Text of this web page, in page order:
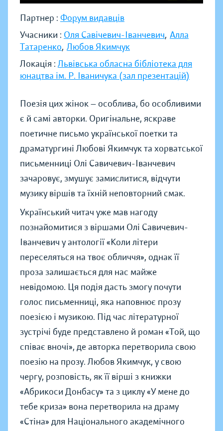
Партнер : Форум видавців
Учасники : Оля Савічевич-Іванчевич, Алла
Татаренко, Любов Якимчук
Локація : Львівська обласна бібліотека для
юнацтва ім. Р. Іваничука (зал презентацій)
Поезія цих жінок — особлива, бо особливими
є й самі авторки. Оригінальне, яскраве
поетичне письмо української поетки та
драматургині Любові Якимчук та хорватської
письменниці Олі Савичевич-Іванчевич
зачаровує, змушує замислитися, відчути
музику віршів та їхній неповторний смак.
Український читач уже мав нагоду
познайомитися з віршами Олі Савичевич-
Іванчевич у антології «Коли літери
переселяться на твоє обличчя», однак її
проза залишається для нас майже
невідомою. Ця подія дасть змогу почути
голос письменниці, яка наповнює прозу
поезією і музикою. Під час літературної
зустрічі буде представлено й роман «Той, що
співає вночі», де авторка перетворила свою
поезію на прозу. Любов Якимчук, у свою
чергу, розповість, як її вірші з книжки
«Абрикоси Донбасу» та з циклу «У мене до
тебе криза» вона перетворила на драму
«Стіна» для Національного академічного